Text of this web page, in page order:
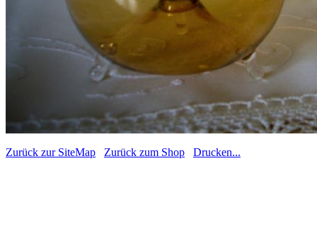
Zurück zur SiteMap Zurück zum Shop Drucken...